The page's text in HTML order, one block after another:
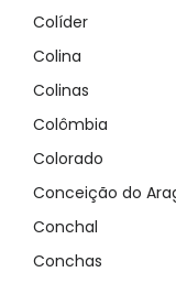
Colíder
Colina
Colinas
Colômbia
Colorado
Conceição do
Conchal
Conchas